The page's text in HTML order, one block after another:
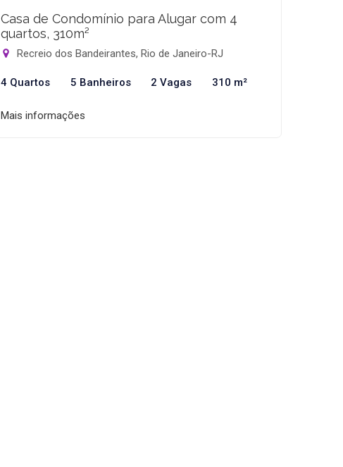
Casa de Condomínio para Alugar com 4
quartos, 310m²
Recreio dos Bandeirantes, Rio de Janeiro-RJ
4 Quartos 5 Banheiros 2 Vagas 310 m²
Mais informações